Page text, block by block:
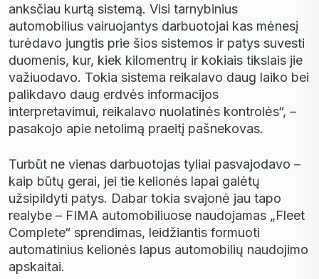
anksčiau kurtą sistemą. Visi tarnybinius
automobilius vairuojantys darbuotojai kas mėnesį
turėdavo jungtis prie šios sistemos ir patys suvesti
duomenis, kur, kiek kilomentrų ir kokiais tikslais jie
važiuodavo. Tokia sistema reikalavo daug laiko bei
palikdavo daug erdvės informacijos
interpretavimui, reikalavo nuolatinės kontrolės“, –
pasakojo apie netolimą praeitį pašnekovas.
Turbūt ne vienas darbuotojas tyliai pasvajodavo –
kaip būtų gerai, jei tie kelionės lapai galėtų
užsipildyti patys. Dabar tokia svajonė jau tapo
realybe – FIMA automobiliuose naudojamas „Fleet
Complete“ sprendimas, leidžiantis formuoti
automatinius kelionės lapus automobilių naudojimo
apskaitai.